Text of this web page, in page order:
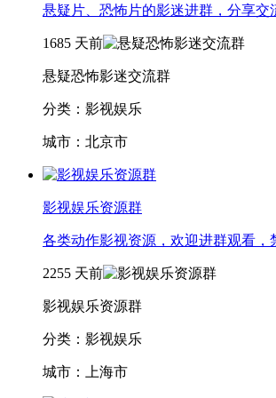
悬疑片、恐怖片的影迷进群，分享交
1685 天前
悬疑恐怖影迷交流群
分类：影视娱乐
城市：北京市
影视娱乐资源群
各类动作影视资源，欢迎进群观看，
2255 天前
影视娱乐资源群
分类：影视娱乐
城市：上海市